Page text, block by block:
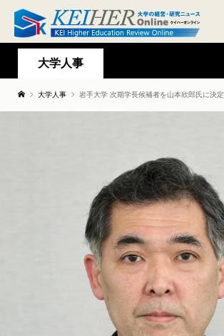
大学人事
大学人事 岩手大学 次期学長候補者を山本欣郎氏に決定